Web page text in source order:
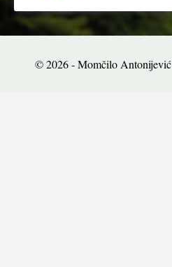
© 2026 - Momčilo Antonijević